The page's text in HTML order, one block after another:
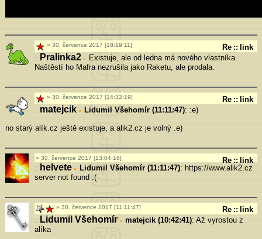
30. července 2017 [18:19:11] Re :: link
Pralinka2»
Existuje, ale od ledna má nového vlastníka.
Naštěstí ho Mafra nezrušila jako Raketu, ale prodala.
30. července 2017 [14:32:19] Re :: link
matejcik» Lidumil Všehomír (11:11:47): :e)
no starý alík.cz ještě existuje, a alik2.cz je volný .e)
30. července 2017 [13:04:16] Re :: link
helvete» Lidumil Všehomír (11:11:47): https://www.alik2.cz
server not found :(
30. července 2017 [11:11:47] Re :: link
Lidumil Všehomír» matejcik (10:42:41): Až vyrostou z
alíka